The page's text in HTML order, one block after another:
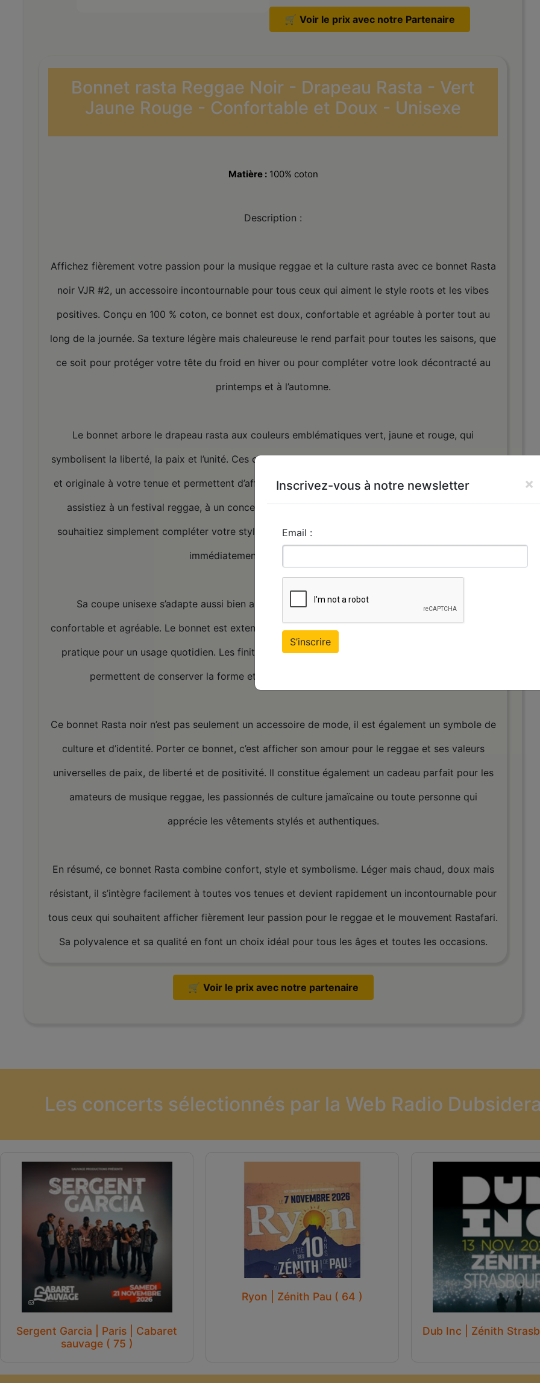
🛒 Voir le prix avec notre Partenaire
Bonnet rasta Reggae Noir - Drapeau Rasta - Vert
Jaune Rouge - Confortable et Doux - Unisexe
Matière :100% coton
Description :
Affichez fièrement votre passion pour la musique reggae et la culture rasta avec ce bonnet Rasta
noir VJR #2, un accessoire incontournable pour tous ceux qui aiment le style roots et les vibes
positives. Conçu en 100 % coton, ce bonnet est doux, confortable et agréable à porter tout au
long de la journée. Sa texture légère mais chaleureuse le rend parfait pour toutes les saisons, que
ce soit pour protéger votre tête du froid en hiver ou pour compléter votre look décontracté au
printemps et à l’automne.
Le bonnet arbore le drapeau rasta aux couleurs emblématiques vert, jaune et rouge, qui
symbolisent la liberté, la paix et l’unité. Ces couleurs vibrantes apportent une touche authentique
et originale à votre tenue et permettent d’affirmer votre identité culturelle et musicale. Que vous
assistiez à un festival reggae, à un concert, que vous vous promeniez en ville ou que vous
souhaitiez simplement compléter votre style streetwear, ce bonnet attire le regard et transmet
immédiatement une énergie positive.
Sa coupe unisexe s’adapte aussi bien aux hommes qu’aux femmes, offrant un maintien
confortable et agréable. Le bonnet est extensible et tient bien en place sans serrer, ce qui le rend
pratique pour un usage quotidien. Les finitions soignées assurent une excellente durabilité et
permettent de conserver la forme et les couleurs même après plusieurs lavages.
Ce bonnet Rasta noir n’est pas seulement un accessoire de mode, il est également un symbole de
culture et d’identité. Porter ce bonnet, c’est afficher son amour pour le reggae et ses valeurs
universelles de paix, de liberté et de positivité. Il constitue également un cadeau parfait pour les
amateurs de musique reggae, les passionnés de culture jamaïcaine ou toute personne qui
apprécie les vêtements stylés et authentiques.
En résumé, ce bonnet Rasta combine confort, style et symbolisme. Léger mais chaud, doux mais
résistant, il s’intègre facilement à toutes vos tenues et devient rapidement un incontournable pour
tous ceux qui souhaitent afficher fièrement leur passion pour le reggae et le mouvement Rastafari.
Sa polyvalence et sa qualité en font un choix idéal pour tous les âges et toutes les occasions.
🛒 Voir le prix avec notre partenaire
Les concerts sélectionnés par la Web Radio
Sergent Garcia | Paris | Cabaret
sauvage ( 75 )
Ryon | Zénith Pau ( 64 )
Dub Inc | Zénith
Inscrivez-vous à notre newsletter ×
Email :
S’inscrire